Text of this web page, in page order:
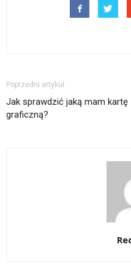
Poprzedni artykuł
Jak sprawdzić jaką mam kartę
graficzną?